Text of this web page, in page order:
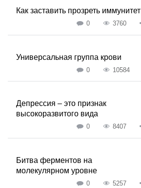
Как заставить прозреть иммунитет
0 3760
Универсальная группа крови
0 10584
Депрессия – это признак
высокоразвитого вида
0 8407
Битва ферментов на
молекулярном уровне
0 5257